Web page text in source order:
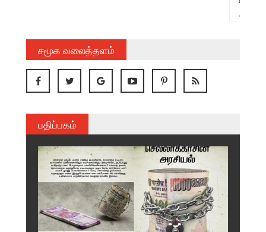
சமூக வலைத்தளம்
பதிப்பகம்